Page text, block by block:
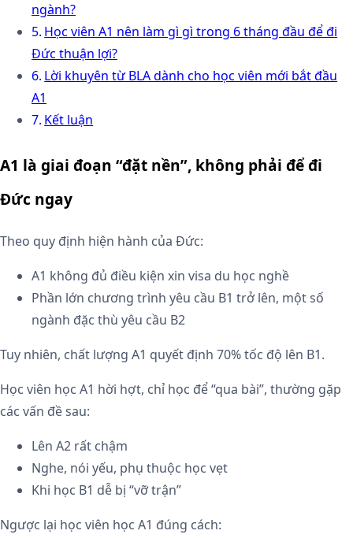
ngành?
Học viên A1 nên làm gì gì trong 6 tháng đầu để đi
Đức thuận lợi?
Lời khuyên từ BLA dành cho học viên mới bắt đầu
A1
Kết luận
A1 là giai đoạn “đặt nền”, không phải để đi
Đức ngay
Theo quy định hiện hành của Đức:
A1 không đủ điều kiện xin visa du học nghề
Phần lớn chương trình yêu cầu B1 trở lên, một số
ngành đặc thù yêu cầu B2
Tuy nhiên, chất lượng A1 quyết định 70% tốc độ lên B1.
Học viên học A1 hời hợt, chỉ học để “qua bài”, thường gặp
các vấn đề sau:
Lên A2 rất chậm
Nghe, nói yếu, phụ thuộc học vẹt
Khi học B1 dễ bị “vỡ trận”
Ngược lại học viên học A1 đúng cách: